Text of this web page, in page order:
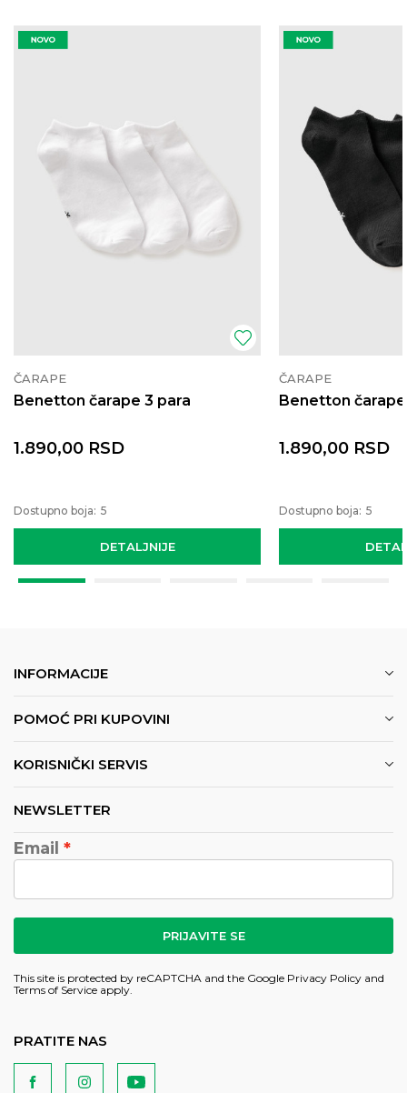
ČARAPE
Benetton čarape 3 para
DETALJNIJE
1.890,00 RSD
Dostupno boja: 5
ČARAPE
Benetton
1.890,00 RSD
Dostupno boja: 5
INFORMACIJE
POMOĆ PRI KUPOVINI
KORISNIČKI SERVIS
NEWSLETTER
Email
PRIJAVITE SE
This site is protected by reCAPTCHA and the Google Privacy Policy and
Terms of Service apply.
PRATITE NAS